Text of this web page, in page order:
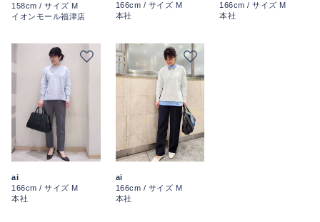
158cm / サイズ M
イオンモール福津店
166cm / サイズ M
本社
166cm / サイズ M
本社
ai
166cm / サイズ M
本社
ai
166cm / サイズ M
本社